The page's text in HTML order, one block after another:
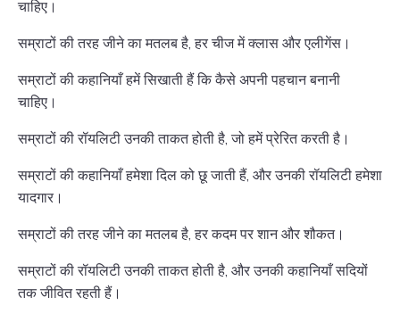
चाहिए।
सम्राटों की तरह जीने का मतलब है, हर चीज में क्लास और एलीगेंस।
सम्राटों की कहानियाँ हमें सिखाती हैं कि कैसे अपनी पहचान बनानी
चाहिए।
सम्राटों की रॉयलिटी उनकी ताकत होती है, जो हमें प्रेरित करती है।
सम्राटों की कहानियाँ हमेशा दिल को छू जाती हैं, और उनकी रॉयलिटी हमेशा
यादगार।
सम्राटों की तरह जीने का मतलब है, हर कदम पर शान और शौकत।
सम्राटों की रॉयलिटी उनकी ताकत होती है, और उनकी कहानियाँ सदियों
तक जीवित रहती हैं।